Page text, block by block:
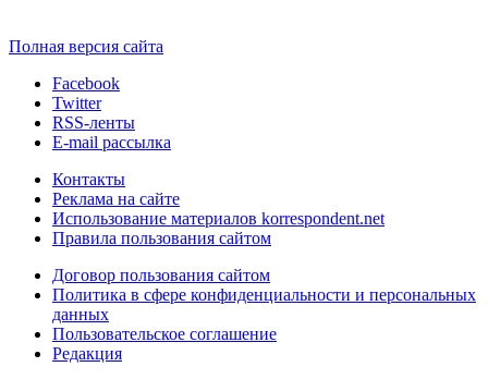
Полная версия сайта
Facebook
Twitter
RSS-ленты
E-mail рассылка
Контакты
Реклама на сайте
Использование материалов korrespondent.net
Правила пользования сайтом
Договор пользования сайтом
Политика в сфере конфиденциальности и персональных
данных
Пользовательское соглашение
Редакция